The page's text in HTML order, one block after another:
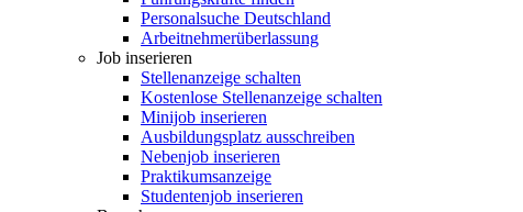
Personalsuche Deutschland
Arbeitnehmerüberlassung
Job inserieren
Stellenanzeige schalten
Kostenlose Stellenanzeige schalten
Minijob inserieren
Ausbildungsplatz ausschreiben
Nebenjob inserieren
Praktikumsanzeige
Studentenjob inserieren